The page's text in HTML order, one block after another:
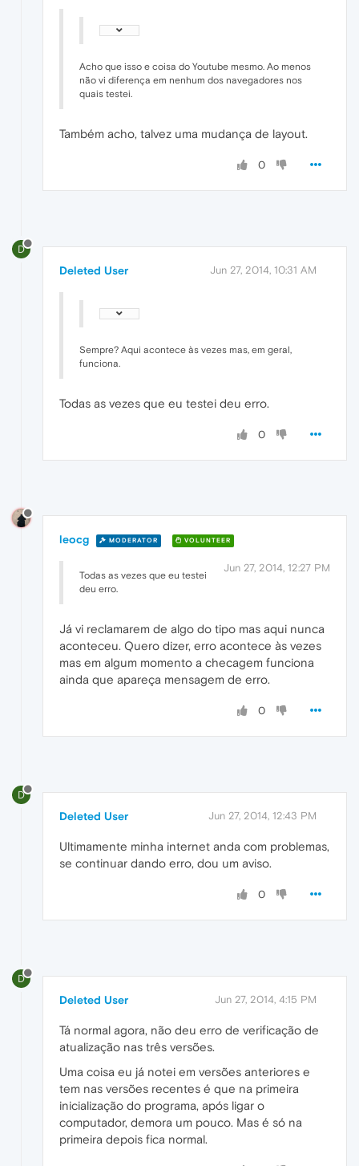
Acho que isso e coisa do Youtube mesmo. Ao menos
não vi diferença em nenhum dos navegadores nos
quais testei.
Também acho, talvez uma mudança de layout.
0
D
Deleted User Jun 27, 2014, 10:31 AM
Sempre? Aqui acontece às vezes mas, em geral,
funciona.
Todas as vezes que eu testei deu erro.
0
leocg MODERATOR VOLUNTEER
Jun 27, 2014, 12:27 PM
Todas as vezes que eu testei
deu erro.
Já vi reclamarem de algo do tipo mas aqui nunca
aconteceu. Quero dizer, erro acontece às vezes
mas em algum momento a checagem funciona
ainda que apareça mensagem de erro.
0
D
Deleted User Jun 27, 2014, 12:43 PM
Ultimamente minha internet anda com problemas,
se continuar dando erro, dou um aviso.
0
D
Deleted User Jun 27, 2014, 4:15 PM
Tá normal agora, não deu erro de verificação de
atualização nas três versões.
Uma coisa eu já notei em versões anteriores e
tem nas versões recentes é que na primeira
inicialização do programa, após ligar o
computador, demora um pouco. Mas é só na
primeira depois fica normal.